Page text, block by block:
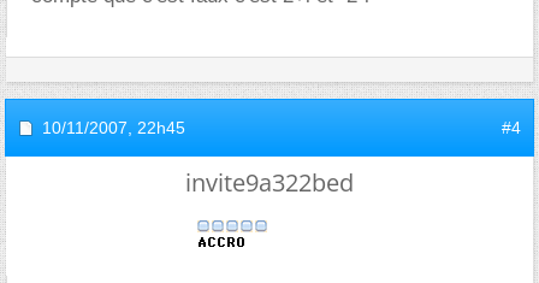
10/11/2007, 22h45 #4
invite9a322bed